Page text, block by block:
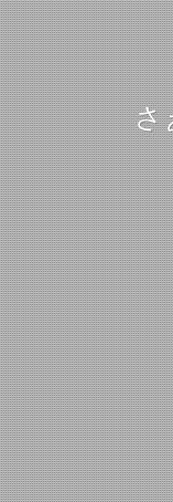
さ